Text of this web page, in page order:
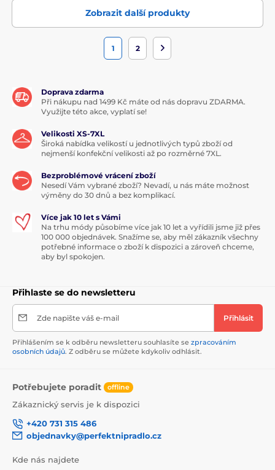
Zobrazit další produkty
1 2
Doprava zdarma
Při nákupu nad 1499 Kč máte od nás dopravu ZDARMA.
Využijte této akce, vyplatí se!
Velikosti XS-7XL
Široká nabídka velikostí u jednotlivých typů zboží od
nejmenší konfekční velikosti až po rozměrné 7XL.
Bezproblémové vrácení zboží
Nesedí Vám vybrané zboží? Nevadí, u nás máte možnost
výměny do 30 dnů a bez komplikací.
Více jak 10 let s Vámi
Na trhu módy působíme více jak 10 let a vyřídili jsme již přes
100 000 objednávek. Snažíme se, aby měl zákazník všechny
potřebné informace o zboží k dispozici a zároveň chceme,
aby byl spokojen.
Přihlaste se do newsletteru
Zde napište váš e-mail Přihlásit
Přihlášením se k odběru newsletteru souhlasíte se zpracováním
osobních údajů. Z odběru se můžete kdykoliv odhlásit.
Potřebujete poradit offline
Zákaznický servis je k dispozici
+420 731 315 486
objednavky@perfektnipradlo.cz
Kde nás najdete